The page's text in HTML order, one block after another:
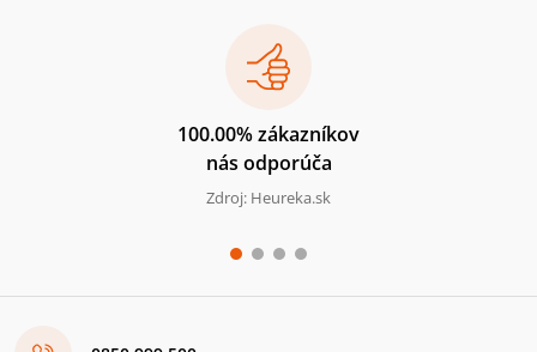
100.00% zákazníkov
nás odporúča
Zdroj: Heureka.sk